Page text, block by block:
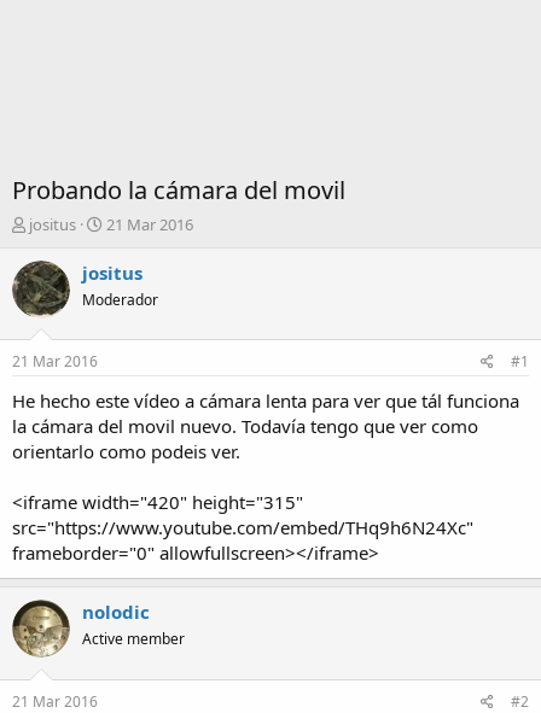
Probando la cámara del movil
I
i
c
i
d
r
d
e
e
m
a
jositus
F
c
h
a
n
i
c
i
21 Mar 2016
jositus
Moderador
21 Mar 2016 #1
He hecho este vídeo a cámara lenta para ver que tál funciona
la cámara del movil nuevo. Todavía tengo que ver como
orientarlo como podeis ver.
<iframe width="420" height="315"
src="https://www.youtube.com/embed/THq9h6N24Xc"
frameborder="0" allowfullscreen></iframe>
nolodic
Active member
21 Mar 2016 #2